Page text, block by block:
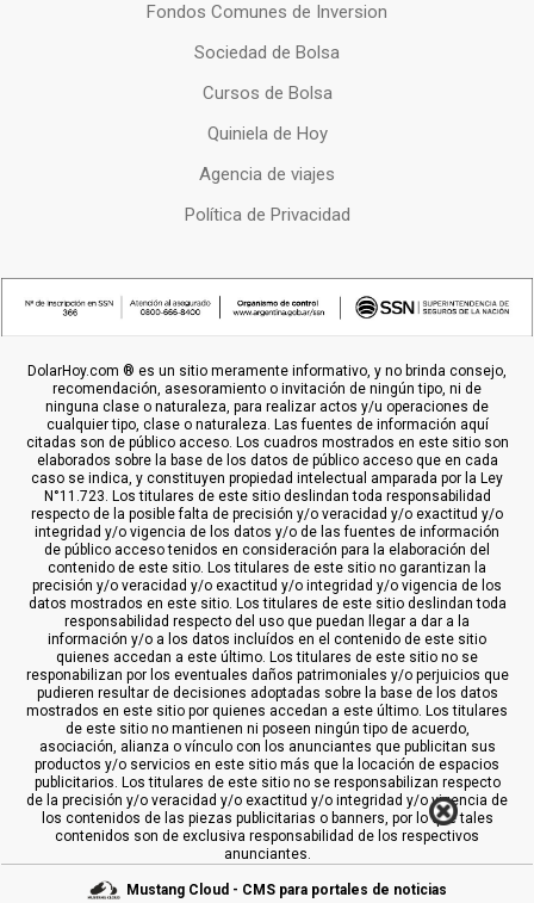
Fondos Comunes de Inversion
Sociedad de Bolsa
Cursos de Bolsa
Quiniela de Hoy
Agencia de viajes
Política de Privacidad
DolarHoy.com ® es un sitio meramente informativo, y no brinda consejo,
recomendación, asesoramiento o invitación de ningún tipo, ni de
ninguna clase o naturaleza, para realizar actos y/u operaciones de
cualquier tipo, clase o naturaleza. Las fuentes de información aquí
citadas son de público acceso. Los cuadros mostrados en este sitio son
elaborados sobre la base de los datos de público acceso que en cada
caso se indica, y constituyen propiedad intelectual amparada por la Ley
N°11.723. Los titulares de este sitio deslindan toda responsabilidad
respecto de la posible falta de precisión y/o veracidad y/o exactitud y/o
integridad y/o vigencia de los datos y/o de las fuentes de información
de público acceso tenidos en consideración para la elaboración del
contenido de este sitio. Los titulares de este sitio no garantizan la
precisión y/o veracidad y/o exactitud y/o integridad y/o vigencia de los
datos mostrados en este sitio. Los titulares de este sitio deslindan toda
responsabilidad respecto del uso que puedan llegar a dar a la
información y/o a los datos incluídos en el contenido de este sitio
quienes accedan a este último. Los titulares de este sitio no se
responabilizan por los eventuales daños patrimoniales y/o perjuicios que
pudieren resultar de decisiones adoptadas sobre la base de los datos
mostrados en este sitio por quienes accedan a este último. Los titulares
de este sitio no mantienen ni poseen ningún tipo de acuerdo,
asociación, alianza o vínculo con los anunciantes que publicitan sus
productos y/o servicios en este sitio más que la locación de espacios
publicitarios. Los titulares de este sitio no se responsabilizan respecto
de la precisión y/o veracidad y/o exactitud y/o integridad y/o vigencia de
los contenidos de las piezas publicitarias o banners, por lo que tales
contenidos son de exclusiva responsabilidad de los respectivos
anunciantes.
Mustang Cloud - CMS para portales de noticias